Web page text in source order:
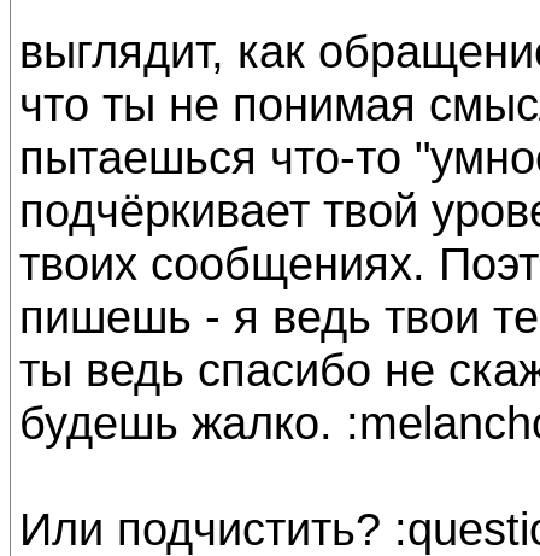
выглядит, как
что ты не понимая
пытаешься что-то
подчёркивает твой
твоих сообщениях.
пишешь - я ведь твои
ты ведь спасибо не
будешь жалко.
Или подчистить?